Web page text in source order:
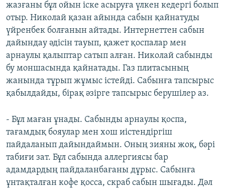
жазғаны бұл ойын іске асыруға үлкен кедергі болып
отыр. Николай қазан айында сабын қайнатуды
үйренбек болғанын айтады. Интернеттен сабын
дайындау әдісін тауып, қажет қоспалар мен
арнаулы қалыптар сатып алған. Николай сабынды
бу моншасында қайнатады. Газ плитасының
жанында тұрып жұмыс істейді. Сабынға тапсырыс
қабылдайды, бірақ әзірге тапсырыс берушілер аз.
- Бұл маған ұнады. Сабынды арнаулы қоспа,
тағамдық бояулар мен хош иістендіргіш
пайдаланып дайындаймын. Оның зияны жоқ, бәрі
табиғи зат. Бұл сабында аллергиясы бар
адамдардың пайдаланбағаны дұрыс. Сабынға
ұнтақталған кофе қосса, скраб сабын шығады. Дәл